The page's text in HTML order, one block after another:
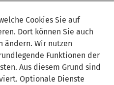
Cookies Sie auf
Dort können Sie auch
ändern. Wir nutzen
Funktionen der
Aus diesem Grund sind
Optionale Dienste